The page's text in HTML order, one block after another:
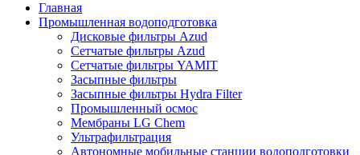
Главная
Промышленная водоподготовка
Дисковые фильтры Azud
Сетчатые фильтры Azud
Сетчатые фильтры YAMIT
Засыпные фильтры
Засыпные фильтры Hydra Filter
Промышленный осмос
Мембраны LG Chem
Ультрафильтрация
Автономные мобильные станции водоподготовки